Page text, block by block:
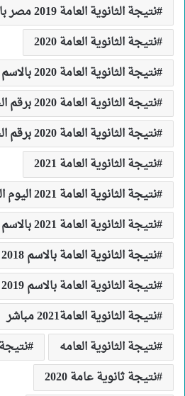
نتيجة الثانوية العامة 2019 مصر بالاسم
نتيجة الثانوية العامة 2020
نتيجة الثانوية العامة 2020 بالاسم
نتيجة الثانوية العامة 2020 برقم الجلوس
نتيجة الثانوية العامة 2020 برقم الجلوس الدور الأول
نتيجة الثانوية العامة 2021
نتيجة الثانوية العامة 2021 اليوم السابع
نتيجة الثانوية العامة 2021 بالاسم
نتيجة الثانوية العامة بالاسم 2018
نتيجة الثانوية العامة بالاسم 2019
نتيجة الثانوية العامة2021 مباشر
نتيجة الثانوية العامه
نتيجة ثانوية عامة 2020